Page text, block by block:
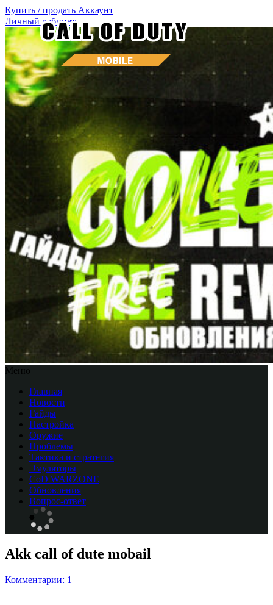
Купить / продать Аккаунт
Личный кабинет
Меню
Главная
Новости
Гайды
Настройка
Оружие
Проблемы
Тактика и стратегия
Эмуляторы
CоD WARZONE
Обновления
Вопрос-ответ
Akk call of dute mobail
Комментарии: 1